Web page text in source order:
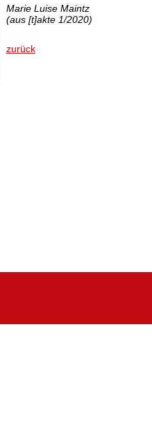
Marie Luise Maintz
(aus [t]akte 1/2020)
zurück